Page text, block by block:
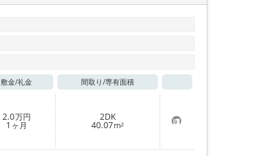
敷金/礼金 間取り/専有面積
2.0万円
1 ヶ月
2DK
40.07m² お
気
に
入